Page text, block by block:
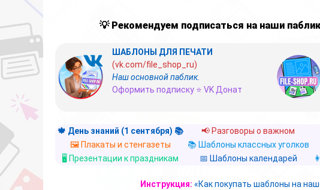
💡 Рекомендуем подписаться на наши
ШАБЛОНЫ ДЛЯ ПЕЧАТИ
(vk.com/file_shop_ru)
Наш основной паблик.
Оформить подписку ⭐ VK Донат
🍁 День знаний (1 сентября) 📚 📢 Разговоры о важном
🖼️ Плакаты и стенгазеты
📚 Шаблоны классных уголков
🖥️ Презентации к праздникам
📅 Шаблоны календарей
Инструкция: «Как покупать шаблоны на